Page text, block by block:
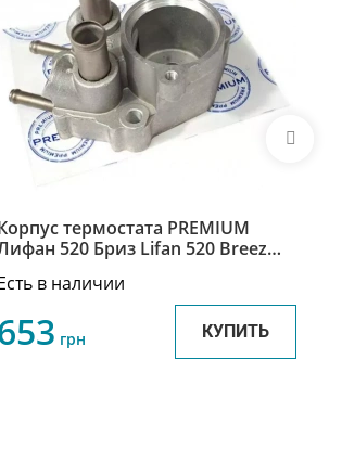
термостата PREMIUM
520 Бриз Lifan 520 Breez
в наличии
грн КУПИТЬ